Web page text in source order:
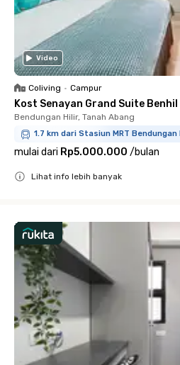
Video
Coliving • Campur
Kost Senayan Grand Suite Benhil
Bendungan Hilir, Tanah Abang
1.7 km dari Stasiun MRT Bendungan
mulai dari Rp5.000.000 /bulan
Lihat info lebih banyak